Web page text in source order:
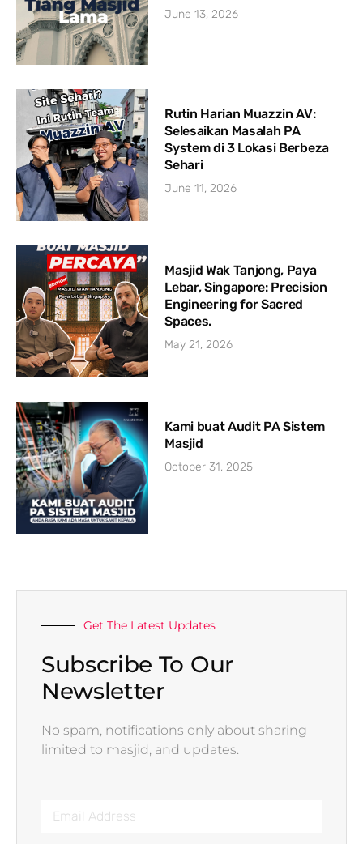
June 13, 2026
Rutin Harian Muazzin AV:
Selesaikan Masalah PA
System di 3 Lokasi Berbeza
Sehari
June 11, 2026
Masjid Wak Tanjong, Paya
Lebar, Singapore: Precision
Engineering for Sacred
Spaces.
May 21, 2026
Kami buat Audit PA Sistem
Masjid
October 31, 2025
Get The Latest Updates
Subscribe To Our
Newsletter
No spam, notifications only about sharing
limited to masjid, and updates.